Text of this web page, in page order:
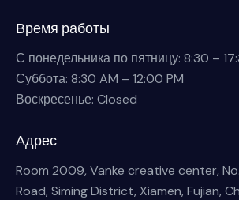
Время работы
С понедельника по пятницу: 8:30 –
Суббота: 8:30 AM – 12:00 PM
Воскресенье: Closed
Адрес
Room 2009, Vanke creative center,
Road, Siming District, Xiamen, Fujian,